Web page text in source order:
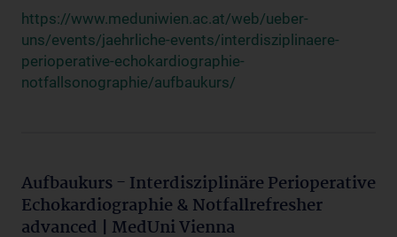
https://www.meduniwien.ac.at/web/ueber-
uns/events/jaehrliche-events/interdisziplinaere-
perioperative-echokardiographie-
notfallsonographie/aufbaukurs/
Aufbaukurs - Interdisziplinäre Perioperative
Echokardiographie & Notfallrefresher
advanced | MedUni Vienna